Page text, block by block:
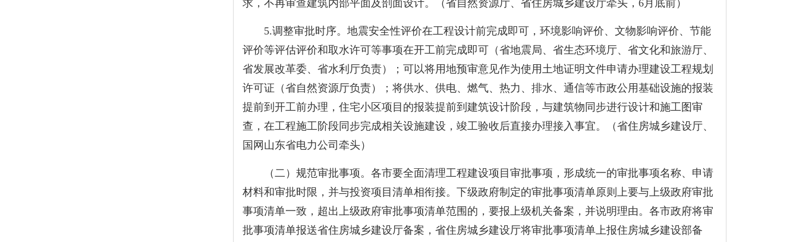
求，不再审查建筑内部平面及剖面设计。（省自然资源厅、省住房城乡建设厅牵头， 6月底前）
5.调整审批时序。地震安全性评价在工程设计前完成即可，环境影响评价、文物影响评价、节能
评价等评估评价和取水许可等事项在开工前完成即可（省地震局、省生态环境厅、省文化和旅游厅、
省发展改革委、省水利厅负责）；可以将用地预审意见作为使用土地证明文件申请办理建设工程规划
许可证（省自然资源厅负责）；将供水、供电、燃气、热力、排水、通信等市政公用基础设施的报装
提前到开工前办理，住宅小区项目的报装提前到建筑设计阶段，与建筑物同步进行设计和施工图审
查，在工程施工阶段同步完成相关设施建设，竣工验收后直接办理接入事宜。（省住房城乡建设厅、
国网山东省电力公司牵头）
（二）规范审批事项。各市要全面清理工程建设项目审批事项，形成统一的审批事项名称、申请
材料和审批时限，并与投资项目清单相衔接。下级政府制定的审批事项清单原则上要与上级政府审批
事项清单一致，超出上级政府审批事项清单范围的，要报上级机关备案，并说明理由。各市政府将审
批事项清单报送省住房城乡建设厅备案，省住房城乡建设厅将审批事项清单上报住房城乡建设部备